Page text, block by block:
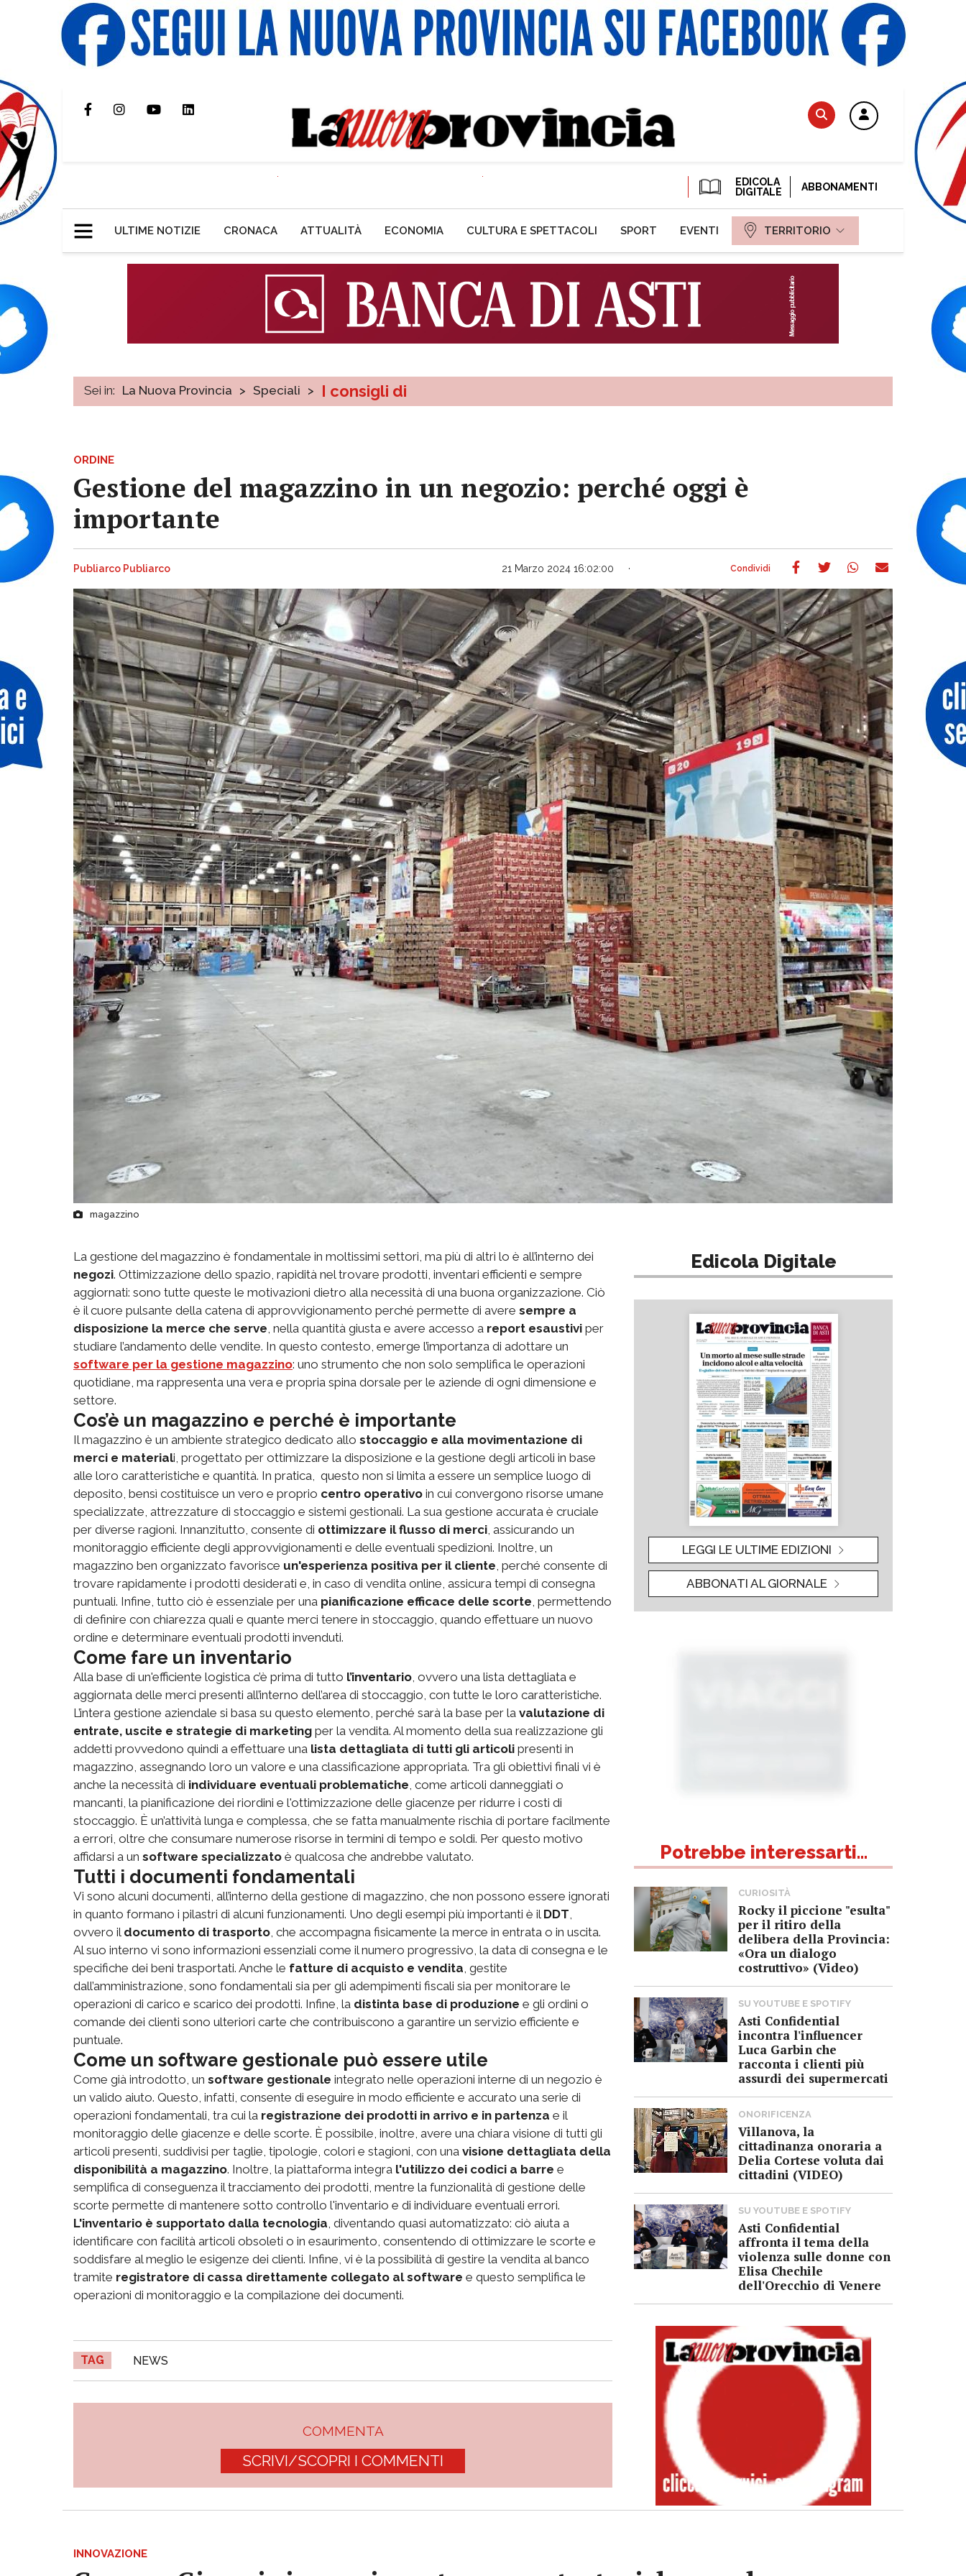
EDICOLA
DIGITALE
ABBONAMENTI
ULTIME NOTIZIE CRONACA ATTUALITÀ ECONOMIA CULTURA E SPETTACOLI SPORT EVENTI TERRITORIO
Sei in: La Nuova Provincia > Speciali > I consigli di
ORDINE
Gestione del magazzino in un negozio: perché oggi è
importante
Publiarco Publiarco 21 Marzo 2024 16:02:00
magazzino
La gestione del magazzino è fondamentale in moltissimi settori, ma più di altri lo è all’interno dei
negozi. Ottimizzazione dello spazio, rapidità nel trovare prodotti, inventari efficienti e sempre
aggiornati: sono tutte queste le motivazioni dietro alla necessità di una buona organizzazione. Ciò
è il cuore pulsante della catena di approvvigionamento perché permette di avere sempre a
disposizione la merce che serve , nella quantità giusta e avere accesso a report esaustivi per
studiare l’andamento delle vendite. In questo contesto, emerge l’importanza di adottare un
software per la gestione magazzino: uno strumento che non solo semplifica le operazioni
quotidiane, ma rappresenta una vera e propria spina dorsale per le aziende di ogni dimensione e
settore.
Cos’è un magazzino e perché è importante
Il magazzino è un ambiente strategico dedicato allo stoccaggio e alla movimentazione di
merci e materiali, progettato per ottimizzare la disposizione e la gestione degli articoli in base
alle loro caratteristiche e quantità. In pratica, questo non si limita a essere un semplice luogo di
deposito, bensì costituisce un vero e proprio centro operativo in cui convergono risorse umane
specializzate, attrezzature di stoccaggio e sistemi gestionali. La sua gestione accurata è cruciale
per diverse ragioni. Innanzitutto, consente di ottimizzare il flusso di merci , assicurando un
monitoraggio efficiente degli approvvigionamenti e delle eventuali spedizioni. Inoltre, un
magazzino ben organizzato favorisce un'esperienza positiva per il cliente , perché consente di
trovare rapidamente i prodotti desiderati e, in caso di vendita online, assicura tempi di consegna
puntuali. Infine, tutto ciò è essenziale per una pianificazione efficace delle scorte , permettendo
di definire con chiarezza quali e quante merci tenere in stoccaggio, quando effettuare un nuovo
ordine e determinare eventuali prodotti invenduti.
Come fare un inventario
Alla base di un'efficiente logistica c’è prima di tutto l’inventario , ovvero una lista dettagliata e
aggiornata delle merci presenti all’interno dell’area di stoccaggio, con tutte le loro caratteristiche.
L’intera gestione aziendale si basa su questo elemento, perché sarà la base per la valutazione di
entrate, uscite e strategie di marketing per la vendita. Al momento della sua realizzazione gli
addetti provvedono quindi a effettuare una lista dettagliata di tutti gli articoli presenti in
magazzino, assegnando loro un valore e una classificazione appropriata. Tra gli obiettivi finali vi è
anche la necessità di individuare eventuali problematiche , come articoli danneggiati o
mancanti, la pianificazione dei riordini e l'ottimizzazione delle giacenze per ridurre i costi di
stoccaggio. È un’attività lunga e complessa, che se fatta manualmente rischia di portare facilmente
a errori, oltre che consumare numerose risorse in termini di tempo e soldi. Per questo motivo
affidarsi a un software specializzato è qualcosa che andrebbe valutato.
Tutti i documenti fondamentali
Vi sono alcuni documenti, all’interno della gestione di magazzino, che non possono essere ignorati
in quanto formano i pilastri di alcuni funzionamenti. Uno degli esempi più importanti è il DDT
ovvero il documento di trasporto , che accompagna fisicamente la merce in entrata o in uscita.
Al suo interno vi sono informazioni essenziali come il numero progressivo, la data di consegna e le
specifiche dei beni trasportati. Anche le fatture di acquisto e vendita , gestite
dall’amministrazione, sono fondamentali sia per gli adempimenti fiscali sia per monitorare le
operazioni di carico e scarico dei prodotti. Infine, la distinta base di produzione e gli ordini o
comande dei clienti sono ulteriori carte che contribuiscono a garantire un servizio efficiente e
puntuale.
Come un software gestionale può essere utile
Come già introdotto, un software gestionale integrato nelle operazioni interne di un negozio è
un valido aiuto. Questo, infatti, consente di eseguire in modo efficiente e accurato una serie di
operazioni fondamentali, tra cui la registrazione dei prodotti in arrivo e in partenza e il
monitoraggio delle giacenze e delle scorte. È possibile, inoltre, avere una chiara visione di tutti gli
articoli presenti, suddivisi per taglie, tipologie, colori e stagioni, con una visione dettagliata della
disponibilità a magazzino. Inoltre, la piattaforma integra l'utilizzo dei codici a barre e
semplifica di conseguenza il tracciamento dei prodotti, mentre la funzionalità di gestione delle
scorte permette di mantenere sotto controllo l'inventario e di individuare eventuali errori.
L'inventario è supportato dalla tecnologia , diventando quasi automatizzato: ciò aiuta a
identificare con facilità articoli obsoleti o in esaurimento, consentendo di ottimizzare le scorte e
soddisfare al meglio le esigenze dei clienti. Infine, vi è la possibilità di gestire la vendita al banco
tramite registratore di cassa direttamente collegato al software e questo semplifica le
operazioni di monitoraggio e la compilazione dei documenti.
TAG NEWS
COMMENTA
SCRIVI/SCOPRI I COMMENTI
Edicola Digitale
LEGGI LE ULTIME EDIZIONI
ABBONATI AL GIORNALE
Potrebbe interessarti...
CURIOSITÀ
Rocky il piccione "esulta"
per il ritiro della
delibera della Provincia:
«Ora un dialogo
costruttivo» (Video)
SU YOUTUBE E SPOTIFY
Asti Confidential
incontra l'influencer
Luca Garbin che
racconta i clienti più
assurdi dei supermercati
ONORIFICENZA
Villanova, la
cittadinanza onoraria a
Delia Cortese voluta dai
cittadini (VIDEO)
SU YOUTUBE E SPOTIFY
Asti Confidential
affronta il tema della
violenza sulle donne con
Elisa Chechile
dell'Orecchio di Venere
INNOVAZIONE